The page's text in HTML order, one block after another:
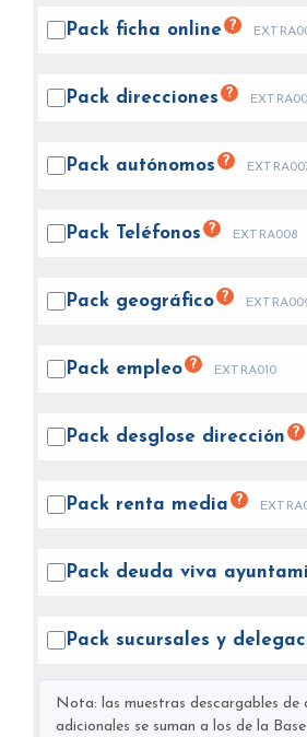
Pack ficha online ?
Pack direcciones ?
Pack autónomos ?
Pack Teléfonos ? EXTRA008
Pack geográfico ?
Pack empleo ? EXTRA010
Pack desglose dirección ?
Pack renta media ?
Pack deuda viva
Pack sucursales y
Nota: las muestras descargables de
adicionales se suman a los de la